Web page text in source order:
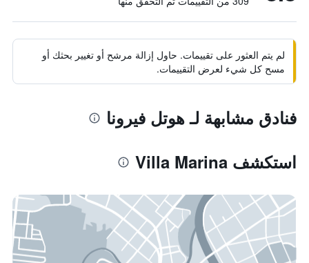
لم يتم العثور على تقييمات. حاول إزالة مرشح أو تغيير بحثك أو
مسح كل شيء لعرض التقييمات.
فنادق مشابهة لـ هوتل فيرونا
استكشف Villa Marina